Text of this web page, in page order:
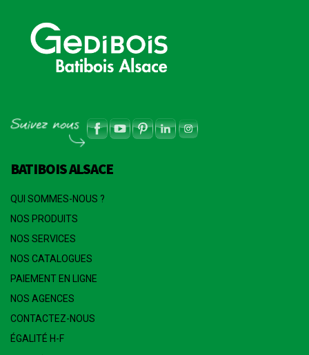
BATIBOIS ALSACE
QUI SOMMES-NOUS ?
NOS PRODUITS
NOS SERVICES
NOS CATALOGUES
PAIEMENT EN LIGNE
NOS AGENCES
CONTACTEZ-NOUS
ÉGALITÉ H-F